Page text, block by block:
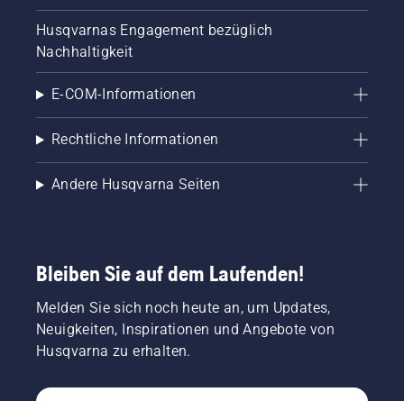
Husqvarnas Engagement bezüglich
Nachhaltigkeit
E-COM-Informationen
Rechtliche Informationen
Andere Husqvarna Seiten
Bleiben Sie auf dem Laufenden!
Melden Sie sich noch heute an, um Updates,
Neuigkeiten, Inspirationen und Angebote von
Husqvarna zu erhalten.